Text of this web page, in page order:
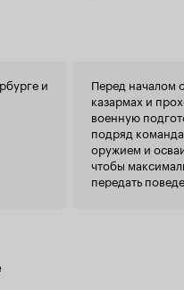
Когда
с
и
Перед началом
казармах и
военную
подряд
оружием и
чтобы
передать